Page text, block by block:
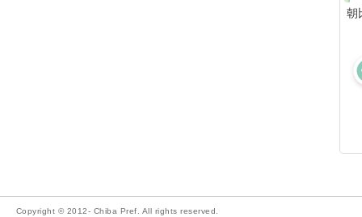
朝
Copyright © 2012- Chiba Pref. All rights reserved.